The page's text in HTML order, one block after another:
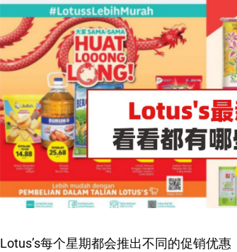
Lotus’s每个星期都会推出不同的促销优